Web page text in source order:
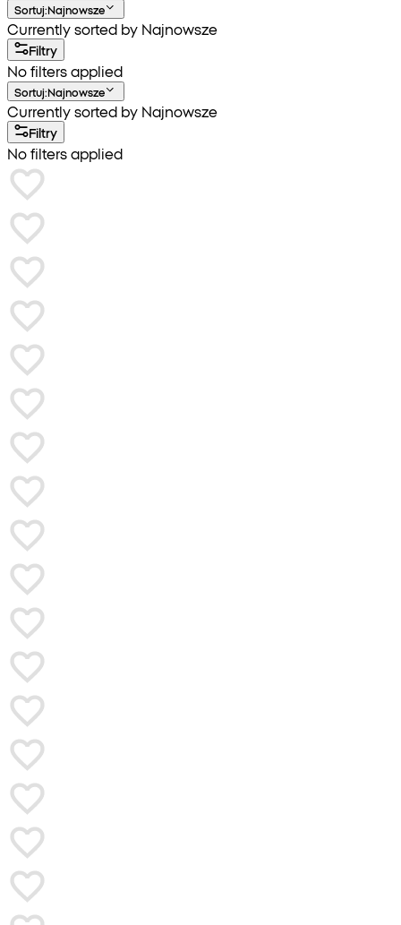
Sortuj:Najnowsze
Currently sorted by Najnowsze
Filtry
No filters applied
Sortuj:Najnowsze
Currently sorted by Najnowsze
Filtry
No filters applied